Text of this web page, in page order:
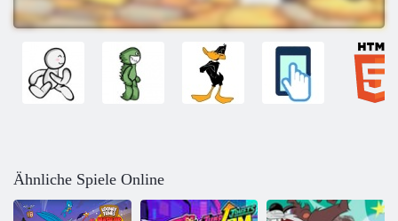
Ähnliche Spiele Online